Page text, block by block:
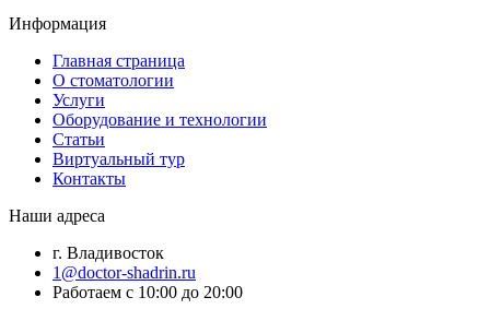
Информация
Главная страница
О стоматологии
Услуги
Оборудование и технологии
Статьи
Виртуальный тур
Контакты
Наши адреса
г. Владивосток
1@doctor-shadrin.ru
Работаем с 10:00 до 20:00